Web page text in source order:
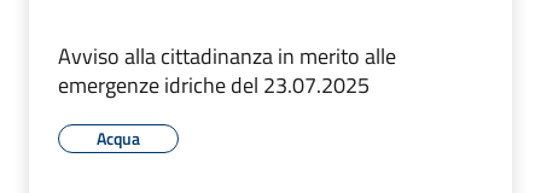
Avviso alla cittadinanza in merito alle
emergenze idriche del 23.07.2025
Acqua